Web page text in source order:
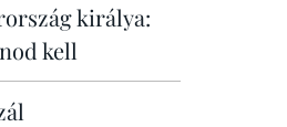
királya:
kell